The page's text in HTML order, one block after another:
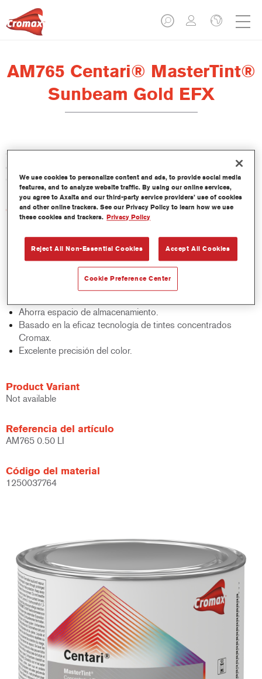
AM765 Centari® MasterTint®
Sunbeam Gold EFX
Centari Mastertint es un tinte concentrado de base disolvente
que forma parte de las gamas de acabado y bases bicapa
Centari.
Características del producto
Sistema de pintado de base disolvente, único por su
versatilidad y facilidad de uso.
Una sola máquina de mezcla proporciona todas las
calidades de base disolvente: medios y altos sólidos,
acabados y bases bicapa.
Ahorra espacio de almacenamiento.
Basado en la eficaz tecnología de tintes concentrados
Cromax.
Excelente precisión del color.
Product Variant
Not available
Referencia del artículo
AM765 0.50 LI
Código del material
1250037764
We use cookies to personalize content and ads, to provide social media
features, and to analyze website traffic. By using our online services,
you agree to Axalta and our third-party service providers’ use of cookies
and other online trackers. See our Privacy Policy to learn how we use
these cookies and trackers. Privacy Policy
Reject All Non-Essential Cookies Accept All Cookies
Cookie Preference Center